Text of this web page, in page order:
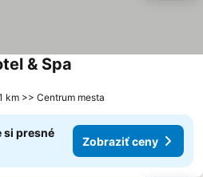
& Spa
km >> Centrum mesta
si presné
Zobraziť ceny